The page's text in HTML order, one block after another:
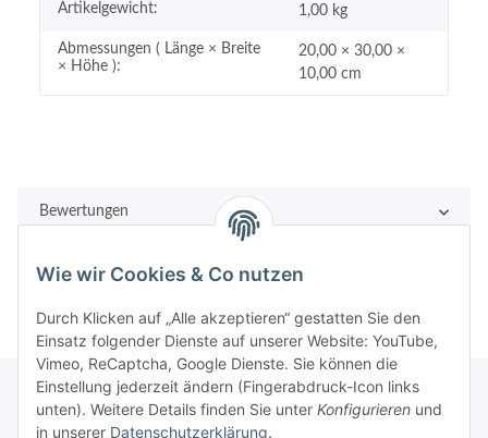
Artikelgewicht: 1,00 kg
Abmessungen ( Länge × Breite
× Höhe ):
20,00 × 30,00 ×
10,00 cm
Bewertungen
Wie wir Cookies & Co nutzen
Durch Klicken auf „Alle akzeptieren“ gestatten Sie den
Einsatz folgender Dienste auf unserer Website: YouTube,
Vimeo, ReCaptcha, Google Dienste. Sie können die
Einstellung jederzeit ändern (Fingerabdruck-Icon links
unten). Weitere Details finden Sie unter Konfigurieren und
in unserer Datenschutzerklärung.